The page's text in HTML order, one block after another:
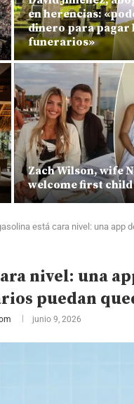
en herencias:
dinero para pagar
funerarios»
Zach Wilson, wife
welcome first
está cara nivel: una app
nivel: una
puedan
junio 9, 2026